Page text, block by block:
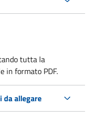
tutta la
in formato PDF.
da allegare